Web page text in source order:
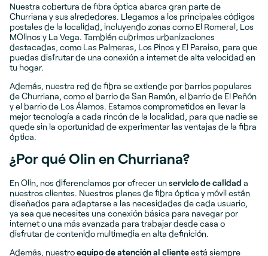
Nuestra cobertura de fibra óptica abarca gran parte de
Churriana y sus alrededores. Llegamos a los principales códigos
postales de la localidad, incluyendo zonas como El Romeral, Los
MOlinos y La Vega. También cubrimos urbanizaciones
destacadas, como Las Palmeras, Los Pinos y El Paraiso, para que
puedas disfrutar de una conexión a internet de alta velocidad en
tu hogar.
Además, nuestra red de fibra se extiende por barrios populares
de Churriana, como el barrio de San Ramón, el barrio de El Peñón
y el barrio de Los Álamos. Estamos comprometidos en llevar la
mejor tecnología a cada rincón de la localidad, para que nadie se
quede sin la oportunidad de experimentar las ventajas de la fibra
óptica.
¿Por qué Olin en Churriana?
En Olin, nos diferenciamos por ofrecer unservicio de calidad a
nuestros clientes. Nuestros planes de fibra óptica y móvil están
diseñados para adaptarse a las necesidades de cada usuario,
ya sea que necesites una conexión básica para navegar por
internet o una más avanzada para trabajar desde casa o
disfrutar de contenido multimedia en alta definición.
Además, nuestroequipo de atención al clienteestá siempre